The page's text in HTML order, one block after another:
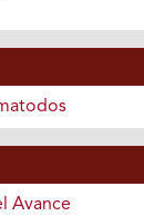
Avance